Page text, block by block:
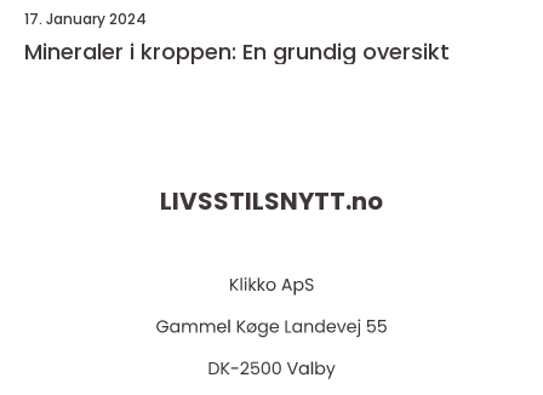
17. January 2024
Mineraler i kroppen: En grundig oversikt
LIVSSTILSNYTT.no